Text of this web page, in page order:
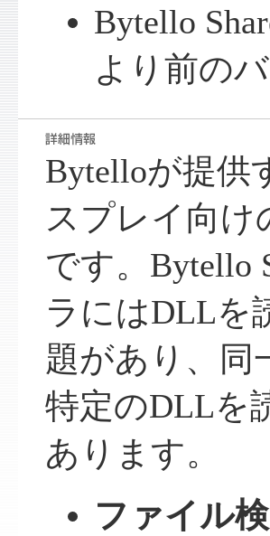
Bytello
より前の
Bytelloが提供
スプレイ向け
です。Bytello
ラにはDLLを
題があり、同
特定のDLLを
あります。
ファイル